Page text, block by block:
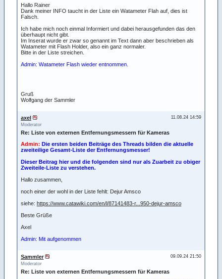
Hallo Rainer
Dank meiner INFO taucht in der Liste ein Watameter Flah auf, dies ist
Falsch.
Ich habe mich noch einmal Informiert und dabei herausgefunden das den
überhaupt nicht gibt.
Im Inserat wurde er zwar so genannt im Text dann aber beschrieben als
Watameter mit Flash Holder, also ein ganz normaler.
Bitte in der Liste streichen.
Admin: Watameter Flash wieder entnommen.
Gruß
Wolfgang der Sammler
11.08.24 14:59
axel
Moderator
Re: Liste von externen Entfernungsmessern für Kameras
Admin: Die ersten beiden Beiträge des Threads bilden die aktuelle
zweiteilige Gesamt-Liste der Entfernungsmesser!
Dieser Beitrag hier und die folgenden sind nur als Zuarbeit zu obiger
Zweiteile-Liste zu verstehen.
Hallo zusammen,
noch einer der wohl in der Liste fehlt: Dejur Amsco
siehe: https://www.catawiki.com/en/l/87141483-r...950-dejur-amsco
Beste Grüße
Axel
Admin: Mit aufgenommen
09.09.24 21:50
Sammler
Moderator
Re: Liste von externen Entfernungsmessern für Kameras